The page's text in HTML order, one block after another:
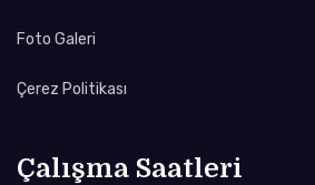
Foto Galeri
Çerez Politikası
Çalışma Saatleri